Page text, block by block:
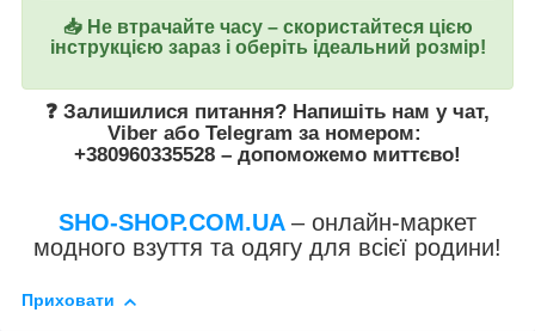
📥 Не втрачайте часу – скористайтеся цією
інструкцією зараз і оберіть ідеальний розмір!
❓ Залишилися питання? Напишіть нам у чат,
Viber або Telegram за номером:
+380960335528 – допоможемо миттєво!
SHO-SHOP.COM.UA – онлайн-маркет
модного взуття та одягу для всієї родини!
Приховати